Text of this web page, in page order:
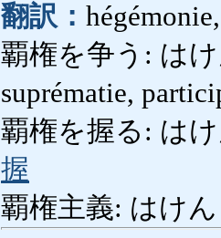
翻訳：
覇権を争う: は
suprématie,
覇権を握る: はけ
握
覇権主義: はけ